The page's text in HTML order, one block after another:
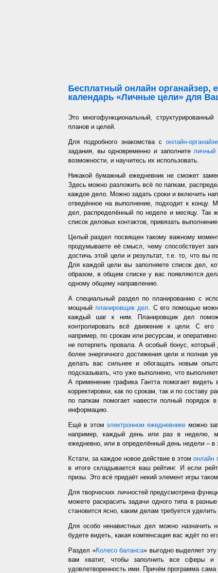
Бесплатный онлайн органайзер,
календарь «Личные цели» для
Это многофункциональный,
планов и целей.
Для подробного знакомства с онлайн-
задания, вы одновременно и заполнителичный
возможности, и научитесь их использовать.
Никакой бумажный ежедневник не сможет
Здесь можно разложить всё по папкам,
каждое дело. Можно задать сроки и включить
отведённое на выполнение, подходит к концу.
дел, распределённый по неделе и месяцу. Так
список деловых контактов, привязать
Целый раздел посвящен такому важному
продумываете её смысл, чему способствует
достичь этой цели и результат, т.е. то, что вы
Для каждой цели вы заполняете список дел,
образом, в общем списке у вас появляются
одному общему направлению.
А специальный раздел по планированию с
мощный планировщик дел. С его помощью
каждый шаг к ним. Планировщик дел
контролировать всё движение к цели. С
например, по срокам или ресурсам, и
не потерпеть провала. А особый бонус,
более энергичного достижения цели и полная
делать вас сильнее и обогащать новым
подсказывать, что уже выполнено, что
А применение графика Гантта помогает
корректировки, как по срокам, так и по составу
по папкам помогает навести полный порядок
информацию.
Ещё в этомэлектронном ежедневнике можно
например, каждый день или раз в неделю,
ежедневно, или в определённый день недели – в
Кстати, за каждое новое действие в этомонлайн
в итоге складывается ваш рейтинг. И если
призы. Это всё придаёт некий элемент игры
Для творческих личностей предусмотрена
можете раскрасить задачи одного типа в
становится ясно, каким делам требуется
Для особо ненавистных дел можно назначить
будете видеть, какая компенсация вас ждёт по
Раздел «Колесо баланса» выгодно выделяет
вам хватит, чтобы заполнить все сферы и
удовлетворенность ими. Причём программа